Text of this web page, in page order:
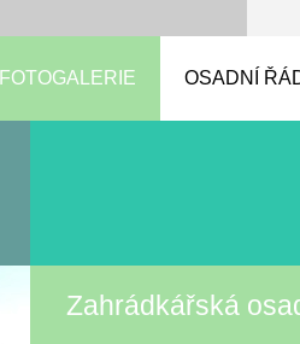
FOTOGALERIE OSADNÍ
Zahrádkářská